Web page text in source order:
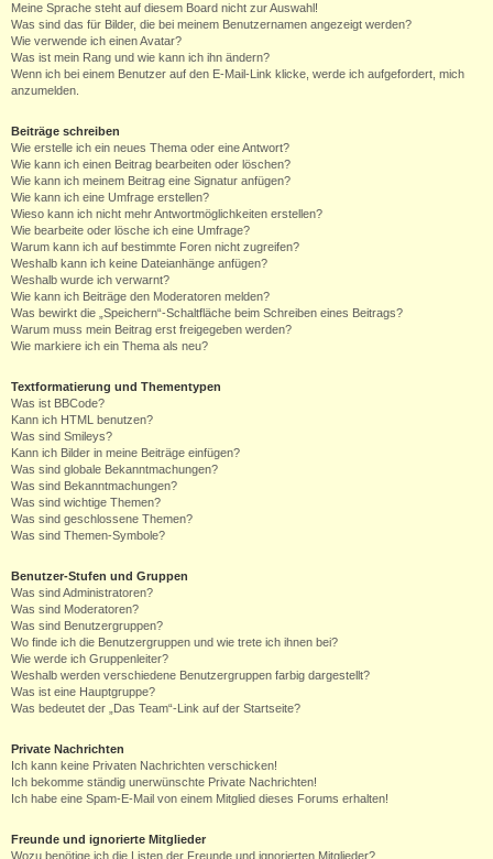
Meine Sprache steht auf diesem Board nicht zur Auswahl!
Was sind das für Bilder, die bei meinem Benutzernamen angezeigt werden?
Wie verwende ich einen Avatar?
Was ist mein Rang und wie kann ich ihn ändern?
Wenn ich bei einem Benutzer auf den E-Mail-Link klicke, werde ich aufgefordert, mich
anzumelden.
Beiträge schreiben
Wie erstelle ich ein neues Thema oder eine Antwort?
Wie kann ich einen Beitrag bearbeiten oder löschen?
Wie kann ich meinem Beitrag eine Signatur anfügen?
Wie kann ich eine Umfrage erstellen?
Wieso kann ich nicht mehr Antwortmöglichkeiten erstellen?
Wie bearbeite oder lösche ich eine Umfrage?
Warum kann ich auf bestimmte Foren nicht zugreifen?
Weshalb kann ich keine Dateianhänge anfügen?
Weshalb wurde ich verwarnt?
Wie kann ich Beiträge den Moderatoren melden?
Was bewirkt die „Speichern“-Schaltfläche beim Schreiben eines Beitrags?
Warum muss mein Beitrag erst freigegeben werden?
Wie markiere ich ein Thema als neu?
Textformatierung und Thementypen
Was ist BBCode?
Kann ich HTML benutzen?
Was sind Smileys?
Kann ich Bilder in meine Beiträge einfügen?
Was sind globale Bekanntmachungen?
Was sind Bekanntmachungen?
Was sind wichtige Themen?
Was sind geschlossene Themen?
Was sind Themen-Symbole?
Benutzer-Stufen und Gruppen
Was sind Administratoren?
Was sind Moderatoren?
Was sind Benutzergruppen?
Wo finde ich die Benutzergruppen und wie trete ich ihnen bei?
Wie werde ich Gruppenleiter?
Weshalb werden verschiedene Benutzergruppen farbig dargestellt?
Was ist eine Hauptgruppe?
Was bedeutet der „Das Team“-Link auf der Startseite?
Private Nachrichten
Ich kann keine Privaten Nachrichten verschicken!
Ich bekomme ständig unerwünschte Private Nachrichten!
Ich habe eine Spam-E-Mail von einem Mitglied dieses Forums erhalten!
Freunde und ignorierte Mitglieder
Wozu benötige ich die Listen der Freunde und ignorierten Mitglieder?